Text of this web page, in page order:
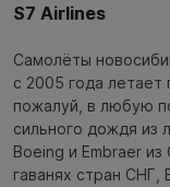
S7 Airlines
Самолёты
с 2005 года летает
пожалуй, в любую
сильного дождя из
Boeing и Embraer
гаванях стран